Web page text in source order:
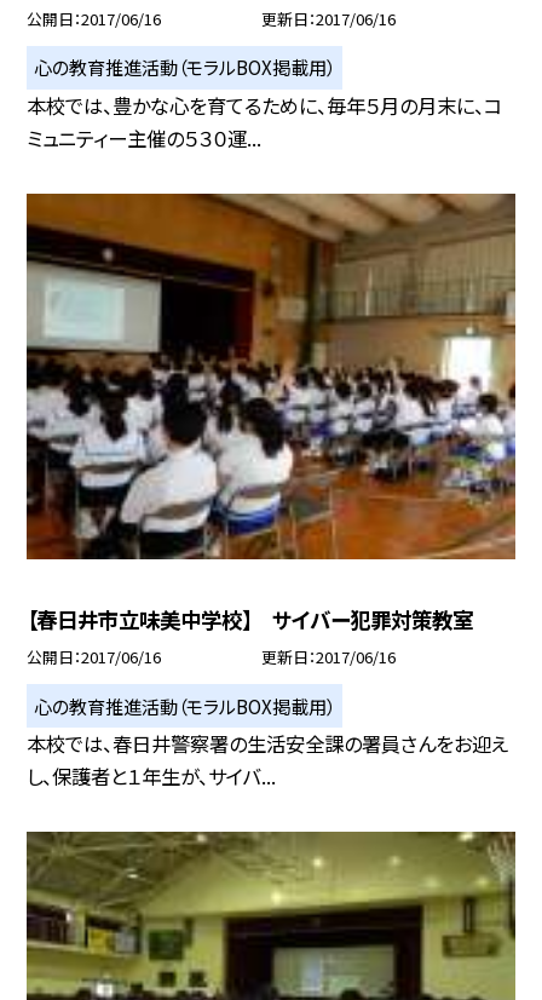
公開日 2017/06/16 更新日 2017/06/16
心の教育推進活動（モラルBOX掲載用）
本校では、豊かな心を育てるために、毎年５月の月末に、コ
ミュニティー主催の５３０運...
【春日井市立味美中学校】 サイバー犯罪対策教室
公開日 2017/06/16 更新日 2017/06/16
心の教育推進活動（モラルBOX掲載用）
本校では、春日井警察署の生活安全課の署員さんをお迎え
し、保護者と１年生が、サイバ...